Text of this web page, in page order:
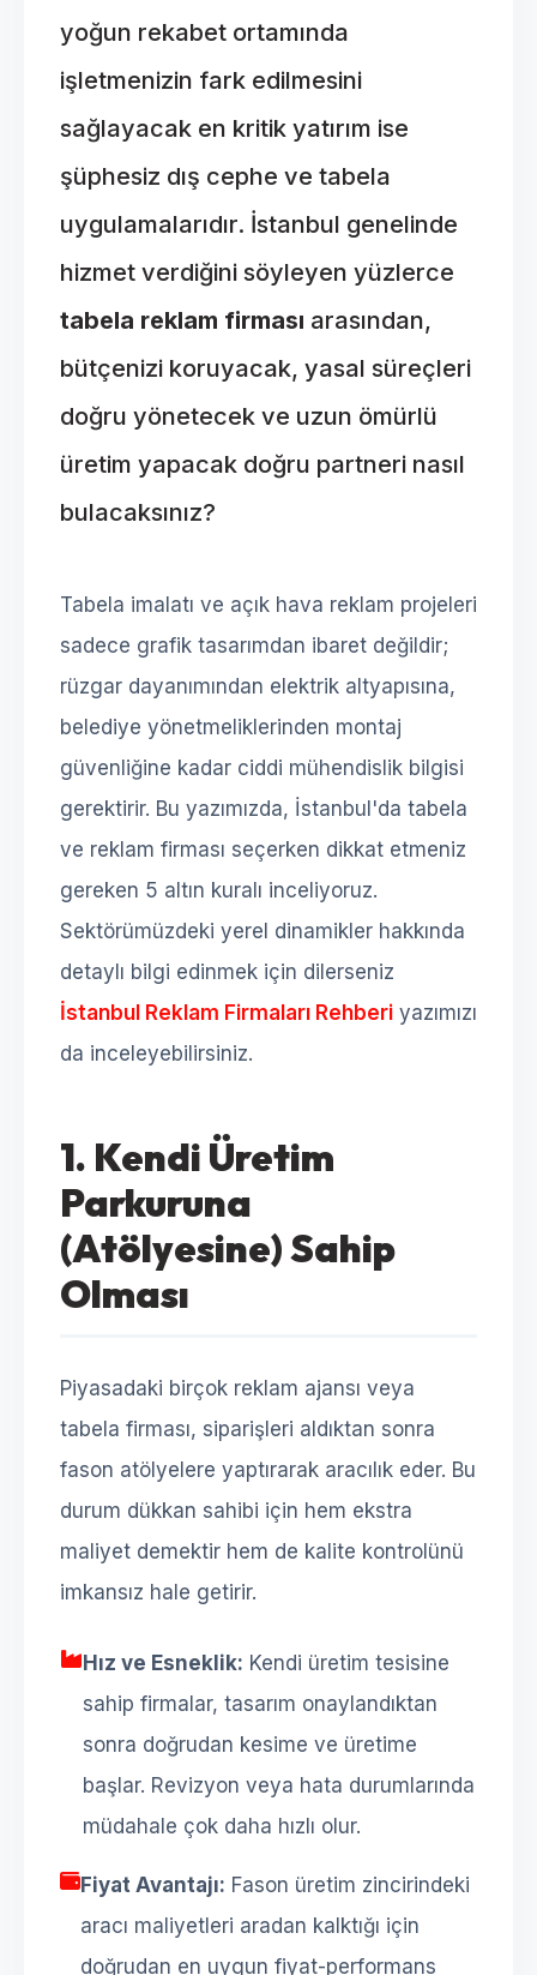
yoğun rekabet ortamında
işletmenizin fark edilmesini
sağlayacak en kritik yatırım ise
şüphesiz dış cephe ve tabela
uygulamalarıdır. İstanbul genelinde
hizmet verdiğini söyleyen yüzlerce
tabela reklam firması arasından,
bütçenizi koruyacak, yasal süreçleri
doğru yönetecek ve uzun ömürlü
üretim yapacak doğru partneri nasıl
bulacaksınız?
Tabela imalatı ve açık hava reklam projeleri
sadece grafik tasarımdan ibaret değildir;
rüzgar dayanımından elektrik altyapısına,
belediye yönetmeliklerinden montaj
güvenliğine kadar ciddi mühendislik bilgisi
gerektirir. Bu yazımızda, İstanbul'da tabela
ve reklam firması seçerken dikkat etmeniz
gereken 5 altın kuralı inceliyoruz.
Sektörümüzdeki yerel dinamikler hakkında
detaylı bilgi edinmek için dilerseniz
İstanbul Reklam Firmaları Rehberi yazımızı
da inceleyebilirsiniz.
1. Kendi Üretim
Parkuruna
(Atölyesine) Sahip
Olması
Piyasadaki birçok reklam ajansı veya
tabela firması, siparişleri aldıktan sonra
fason atölyelere yaptırarak aracılık eder. Bu
durum dükkan sahibi için hem ekstra
maliyet demektir hem de kalite kontrolünü
imkansız hale getirir.
Hız ve Esneklik: Kendi üretim tesisine
sahip firmalar, tasarım onaylandıktan
sonra doğrudan kesime ve üretime
başlar. Revizyon veya hata durumlarında
müdahale çok daha hızlı olur.
Fiyat Avantajı: Fason üretim zincirindeki
aracı maliyetleri aradan kalktığı için
doğrudan en uygun fiyat-performans